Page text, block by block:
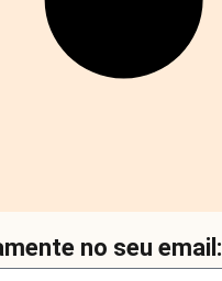
no seu email: